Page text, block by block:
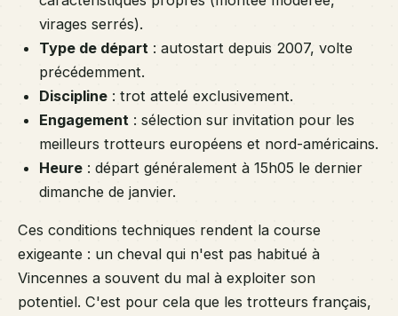
virages serrés).
Type de départ : autostart depuis 2007, volte
précédemment.
Discipline : trot attelé exclusivement.
Engagement : sélection sur invitation pour les
meilleurs trotteurs européens et nord-américains.
Heure : départ généralement à 15h05 le dernier
dimanche de janvier.
Ces conditions techniques rendent la course
exigeante : un cheval qui n'est pas habitué à
Vincennes a souvent du mal à exploiter son
potentiel. C'est pour cela que les trotteurs français,